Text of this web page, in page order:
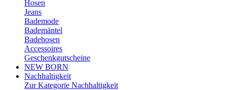
Hosen
Jeans
Bademode
Bademäntel
Badehosen
Accessoires
Geschenkgutscheine
NEW BORN
Nachhaltigkeit
Zur Kategorie Nachhaltigkeit